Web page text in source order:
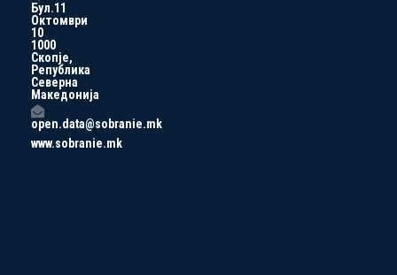
Бул.11
Октомври
10
1000
Скопје,
Република
Северна
Македонија
open.data@sobranie.mk
www.sobranie.mk